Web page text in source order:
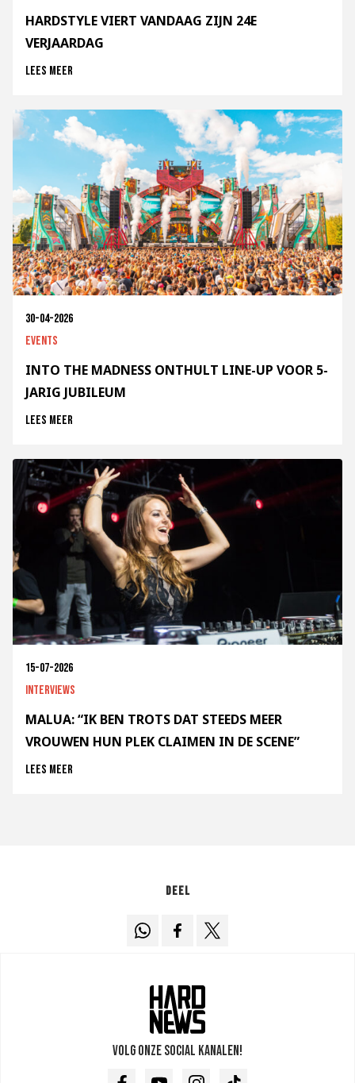
HARDSTYLE VIERT VANDAAG ZIJN 24E
VERJAARDAG
Lees meer
30-04-2026
Events
INTO THE MADNESS ONTHULT LINE-UP VOOR 5-
JARIG JUBILEUM
Lees meer
15-07-2026
Interviews
MALUA: “IK BEN TROTS DAT STEEDS MEER
VROUWEN HUN PLEK CLAIMEN IN DE SCENE”
Lees meer
Deel
Volg onze social kanalen!